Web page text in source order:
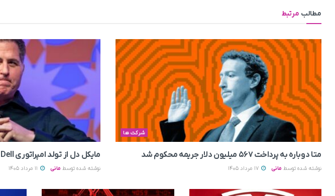
مطالب مرتبط
شرکت ها
متا دوباره به پرداخت ۵۶۷ میلیون دلار جریمه محکوم شد
نوشته شده توسط مانی
مایکل دل از تولد امپراتوری Dell می‌گوید
نوشته شده توسط مانی